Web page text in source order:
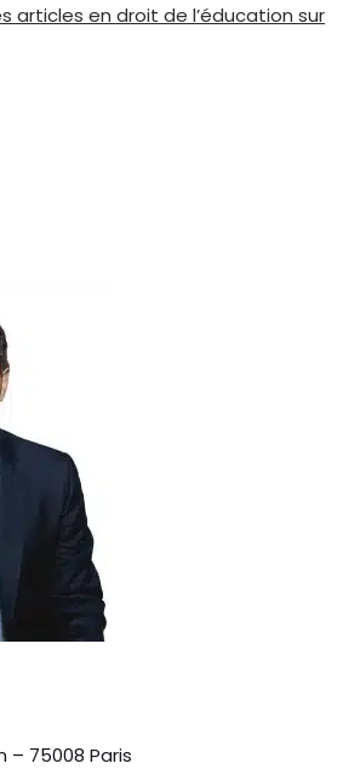
articles en droit de l’éducation sur
– 75008 Paris